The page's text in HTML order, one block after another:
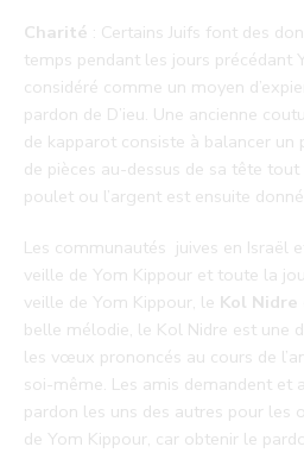
Charité : Certains Juifs font des
temps pendant les jours précédant
considéré comme un moyen
pardon de D’ieu. Une ancienne
de kapparot consiste à balancer
de pièces au-dessus de sa tête
poulet ou l’argent est ensuite
Les communautés juives en Israël
veille de Yom Kippour et toute la
veille de Yom Kippour, le Kol Nidre
belle mélodie, le Kol Nidre est une
les vœux prononcés au cours de
soi-même. Les amis demandent et
pardon les uns des autres pour les
de Yom Kippour, car obtenir le